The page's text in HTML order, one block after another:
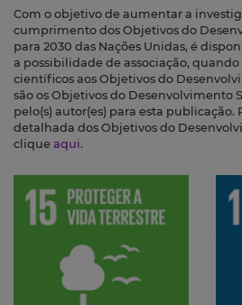
Com o objetivo de aumentar a
cumprimento dos Objetivos do
para 2030 das Nações Unidas, é
a possibilidade de associação,
científicos aos Objetivos do
são os Objetivos do Desenvolvimento
pelo(s) autor(es) para esta
detalhada dos Objetivos do
clique aqui.